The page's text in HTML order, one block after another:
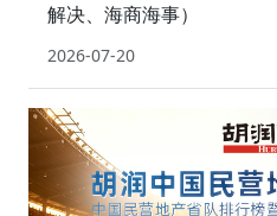
解决、海商海事）
2026-07-20